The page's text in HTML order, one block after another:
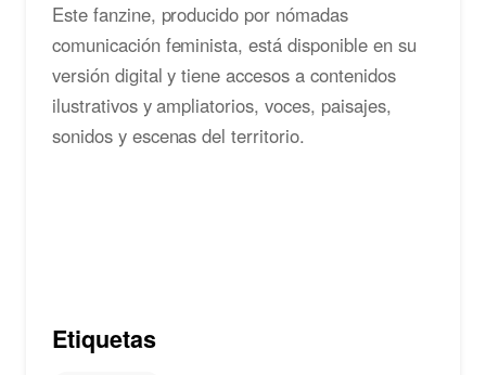
Este fanzine, producido por nómadas
comunicación feminista, está disponible en su
versión digital y tiene accesos a contenidos
ilustrativos y ampliatorios, voces, paisajes,
sonidos y escenas del territorio.
Etiquetas